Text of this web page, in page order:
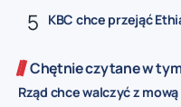
KBC chce przejąć
Chętnie czytane w
Rząd chce walczyć z